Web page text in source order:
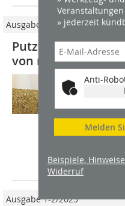
» jederzeit
Anti-
Melden
Beispiele,
Widerruf
Ausgabe 10/2022
Putzträgerplatte
von maxit
Die
punktet
Rohstoffs:
Halme an.
Ausgabe 1-2/2025